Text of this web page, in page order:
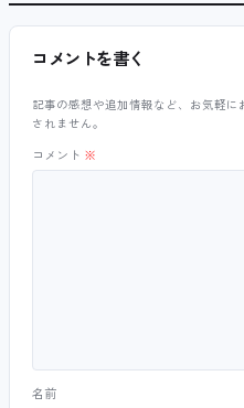
コメントを書く
記事の感想や追加情報など、お気軽
されません。
コメント ※
名前